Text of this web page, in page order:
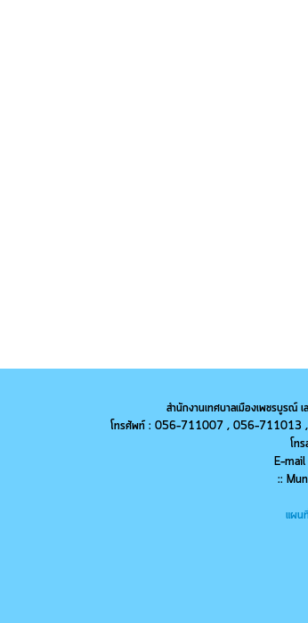
สำนักงานเทศบาลเมืองเพชรบูร
โทรศัพท์ : 056-711007 , 056-711013 ,
โท
E-
::
แผน